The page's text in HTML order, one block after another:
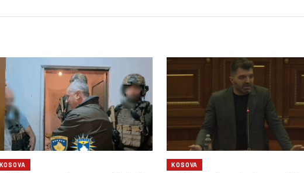
KOSOVA KOSOVA